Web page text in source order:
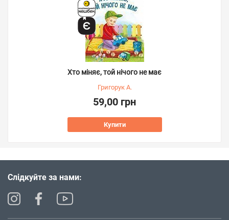
Хто міняє, той нічого не має
Григорук А.
59,00 грн
Купити
Слідкуйте за нами: